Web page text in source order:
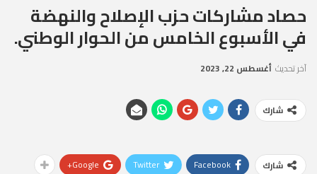
حصاد مشاركات حزب الإصلاح والنهضة
في الأسبوع الخامس من الحوار الوطني.
آخر تحديث أغسطس 22, 2023
شارك
شارك Facebook
Twitter
Google+